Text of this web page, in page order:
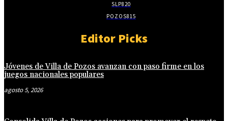
SLP820
POZOS815
Editor Picks
Jóvenes de Villa de Pozos avanzan con paso firme en los
juegos nacionales populares
agosto 5, 2026